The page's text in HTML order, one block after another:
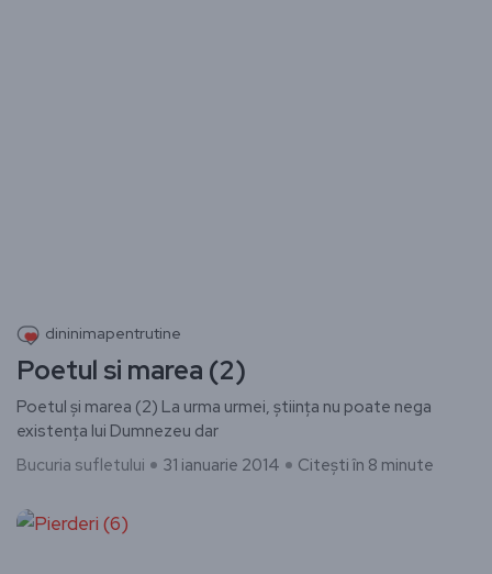
dininimapentrutine
Poetul si marea (2)
Poetul și marea (2) ​La urma urmei, știința nu poate nega
existența lui Dumnezeu dar
Bucuria sufletului
31 ianuarie 2014 Citești în 8 minute